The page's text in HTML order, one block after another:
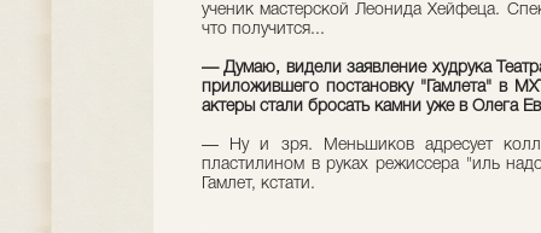
ученик мастерской Леонида Хейфеца.
что получится...
— Думаю, видели заявление худрука
приложившего постановку "Гамлета" в
актеры стали бросать камни уже в Олега
— Ну и зря. Меньшиков адресует
пластилином в руках режиссера "иль
Гамлет, кстати.